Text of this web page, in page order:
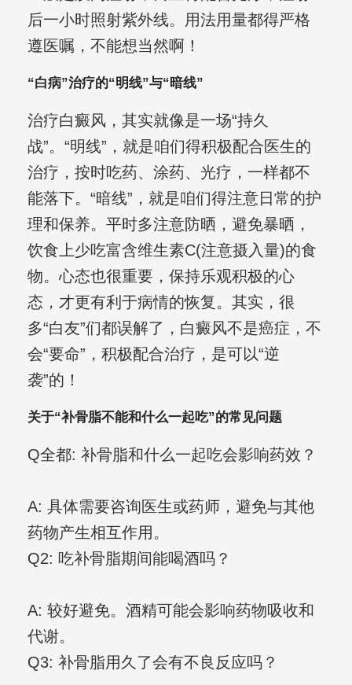
后一小时照射紫外线。用法用量都得严格
遵医嘱，不能想当然啊！
“白病”治疗的“明线”与“暗线”
治疗白癜风，其实就像是一场“持久
战”。“明线”，就是咱们得积极配合医生的
治疗，按时吃药、涂药、光疗，一样都不
能落下。“暗线”，就是咱们得注意日常的护
理和保养。平时多注意防晒，避免暴晒，
饮食上少吃富含维生素C(注意摄入量)的食
物。心态也很重要，保持乐观积极的心
态，才更有利于病情的恢复。其实，很
多“白友”们都误解了，白癜风不是癌症，不
会“要命”，积极配合治疗，是可以“逆
袭”的！
关于“补骨脂不能和什么一起吃”的常见问题
Q全都: 补骨脂和什么一起吃会影响药效？
A: 具体需要咨询医生或药师，避免与其他
药物产生相互作用。
Q2: 吃补骨脂期间能喝酒吗？
A: 较好避免。酒精可能会影响药物吸收和
代谢。
Q3: 补骨脂用久了会有不良反应吗？